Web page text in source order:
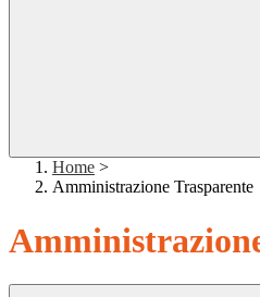
Home >
Amministrazione Trasparente